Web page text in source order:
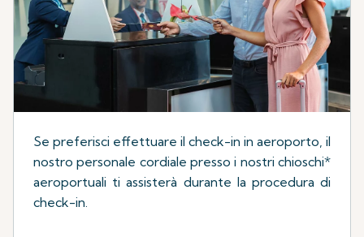
Se preferisci effettuare il check-in in aeroporto, il
nostro personale cordiale presso i nostri chioschi*
aeroportuali ti assisterà durante la procedura di
check-in.